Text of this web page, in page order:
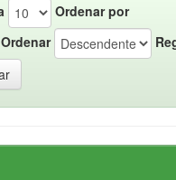
Ordenar por
Ordenar